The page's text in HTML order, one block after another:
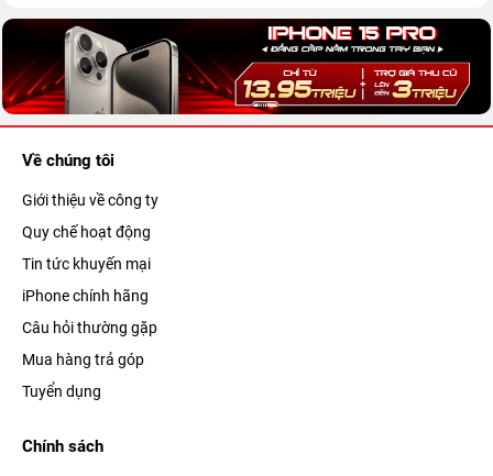
Về chúng tôi
Giới thiệu về công ty
Quy chế hoạt động
Tin tức khuyến mại
iPhone chính hãng
Câu hỏi thường gặp
Mua hàng trả góp
Tuyển dụng
Chính sách